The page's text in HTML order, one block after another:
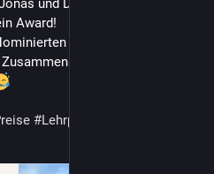
und Dominik für den
Award!
für euer Engagement
auf dem
#Lehrpreise